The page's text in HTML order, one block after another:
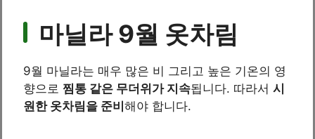
마닐라 9월 옷차림
9월 마닐라는 매우 많은 비 그리고 높은 기온의 영
향으로 찜통 같은 무더위가 지속됩니다. 따라서 시
원한 옷차림을 준비해야 합니다.